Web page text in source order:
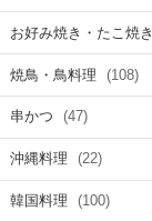
お好み焼き・たこ焼き
焼鳥・鳥料理 (108)
串かつ (47)
沖縄料理 (22)
韓国料理 (100)